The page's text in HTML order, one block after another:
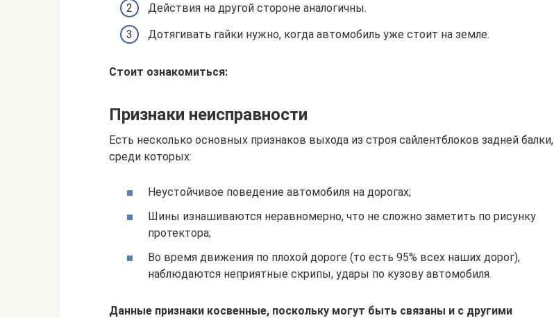
Действия на другой стороне аналогичны.
Дотягивать гайки нужно, когда автомобиль уже стоит на земле.
Стоит ознакомиться:
Признаки неисправности
Есть несколько основных признаков выхода из строя сайлентблоков задней балки,
среди которых:
Неустойчивое поведение автомобиля на дорогах;
Шины изнашиваются неравномерно, что не сложно заметить по рисунку
протектора;
Во время движения по плохой дороге (то есть 95% всех наших дорог),
наблюдаются неприятные скрипы, удары по кузову автомобиля.
Данные признаки косвенные, поскольку могут быть связаны и с другими